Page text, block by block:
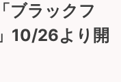
ブラックフ
10/26より開